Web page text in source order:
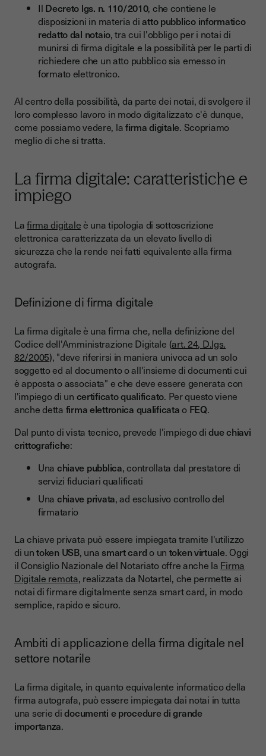
Il Decreto lgs. n. 110/2010, che contiene le
disposizioni in materia diatto pubblico informatico
redatto dal notaio, tra cui l'obbligo per i notai di
munirsi di firma digitale e la possibilità per le parti di
richiedere che un atto pubblico sia emesso in
formato elettronico.
Al centro della possibilità, da parte dei notai, di svolgere il
loro complesso lavoro in modo digitalizzato c'è dunque,
come possiamo vedere, lafirma digitale. Scopriamo
meglio di che si tratta.
La firma digitale: caratteristiche e
impiego
Lafirma digitaleè una tipologia di sottoscrizione
elettronica caratterizzata da un elevato livello di
sicurezza che la rende nei fatti equivalente alla firma
autografa.
Definizione di firma digitale
La firma digitale è una firma che, nella definizione del
Codice dell'Amministrazione Digitale (art. 24, D.lgs.
82/2005), "deve riferirsi in maniera univoca ad un solo
soggetto ed al documento o all'insieme di documenti cui
è apposta o associata" e che deve essere generata con
l'impiego di un certificato qualificato. Per questo viene
anche detta firma elettronica qualificatao FEQ.
Dal punto di vista tecnico, prevede l'impiego didue chiavi
crittografiche:
Una chiave pubblica, controllata dal prestatore di
servizi fiduciari qualificati
Una chiave privata, ad esclusivo controllo del
firmatario
La chiave privata può essere impiegata tramite l'utilizzo
di untoken USB, unasmart cardo un token virtuale. Oggi
il Consiglio Nazionale del Notariato offre anche la Firma
Digitale remota, realizzata da Notartel, che permette ai
notai di firmare digitalmente senza smart card, in modo
semplice, rapido e sicuro.
Ambiti di applicazione della firma digitale nel
settore notarile
La firma digitale, in quanto equivalente informatico della
firma autografa, può essere impiegata dai notai in tutta
una serie didocumenti e procedure di grande
importanza.